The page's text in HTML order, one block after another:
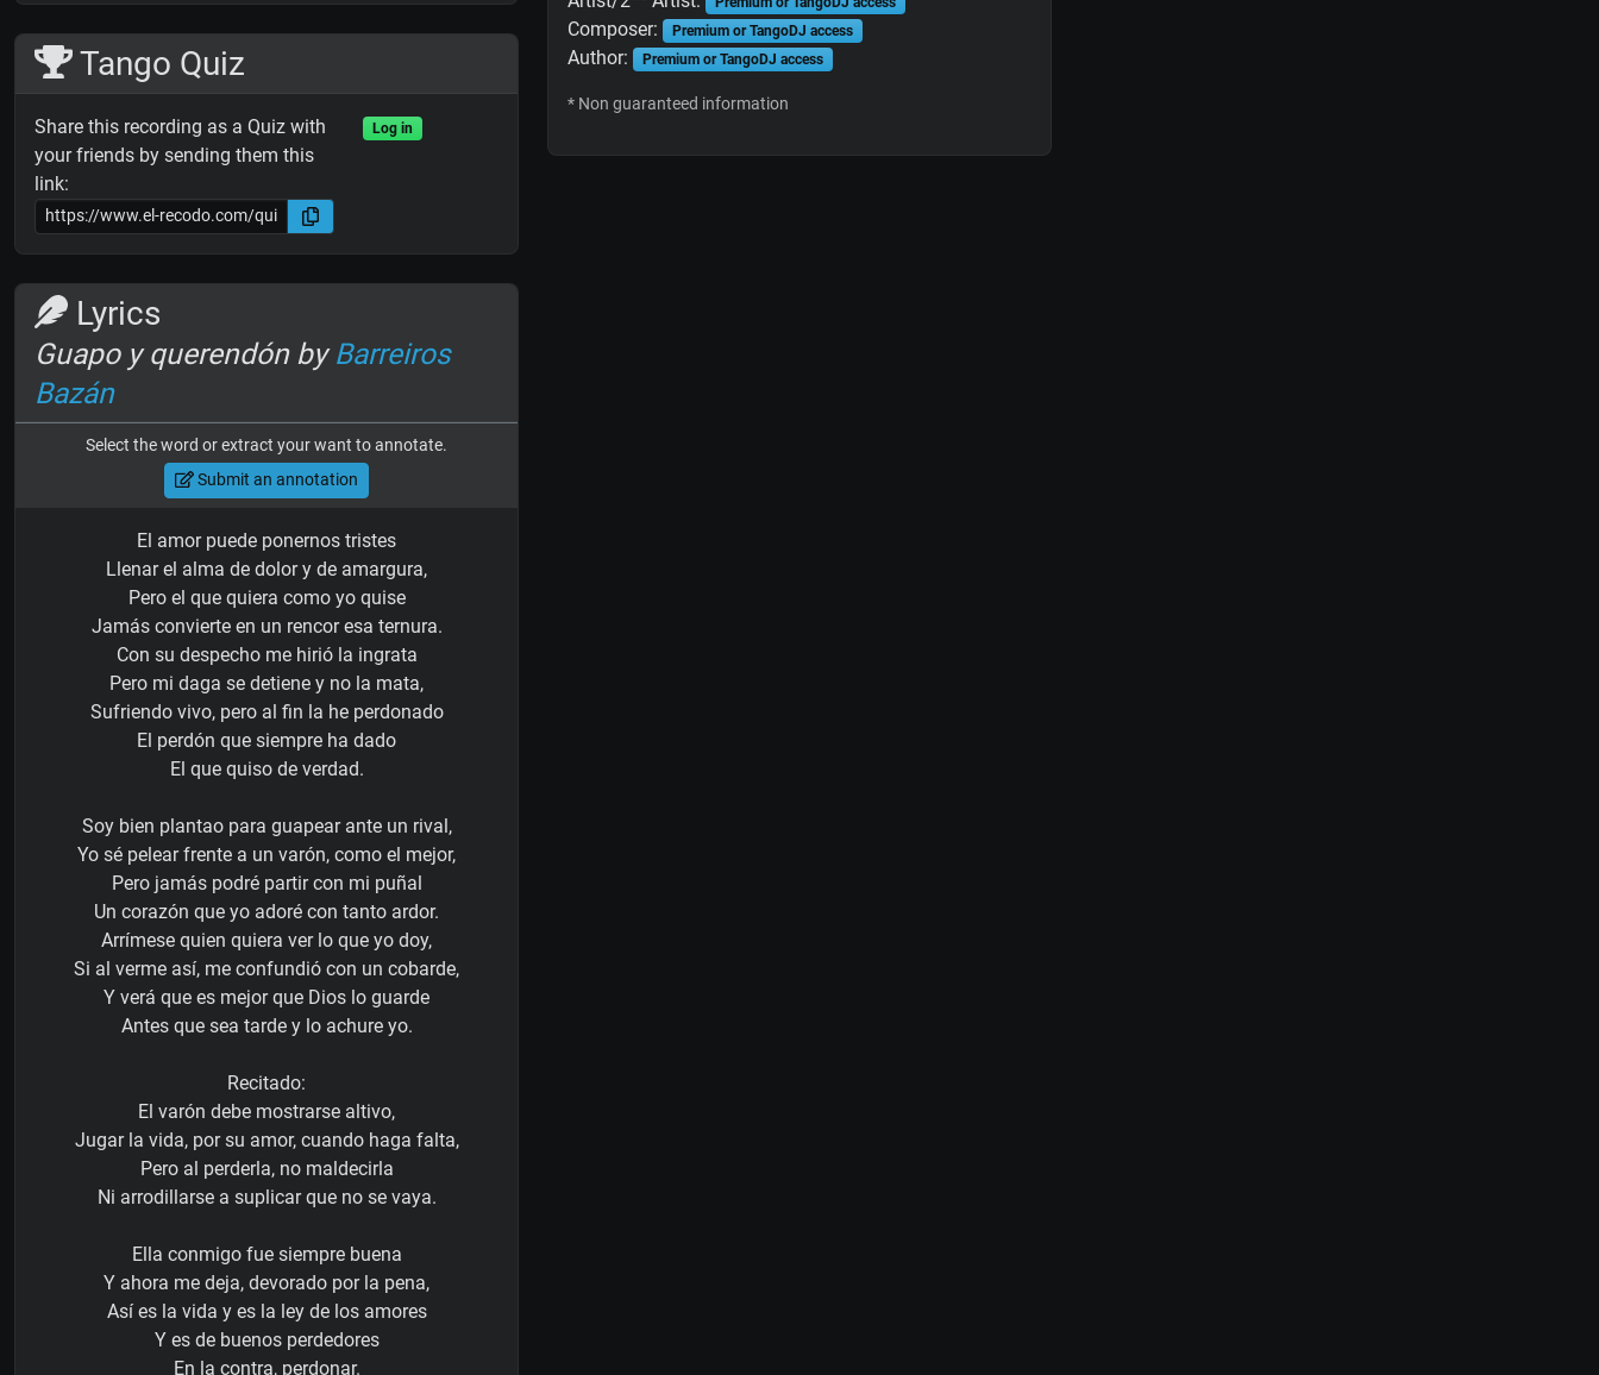
Tango Quiz
Share this recording as a Quiz with
your friends by sending them this
link:
Log in
Lyrics
Guapo y querendón byBarreiros
Bazán
Select the word or extract your want to annotate.
Submit an annotation
El amor puede ponernos tristes
Llenar el alma de dolor y de amargura,
Pero el que quiera como yo quise
Jamás convierte en un rencor esa ternura.
Con su despecho me hirió la ingrata
Pero mi daga se detiene y no la mata,
Sufriendo vivo, pero al fin la he perdonado
El perdón que siempre ha dado
El que quiso de verdad.
Soy bien plantao para guapear ante un rival,
Yo sé pelear frente a un varón, como el mejor,
Pero jamás podré partir con mi puñal
Un corazón que yo adoré con tanto ardor.
Arrímese quien quiera ver lo que yo doy,
Si al verme así, me confundió con un cobarde,
Y verá que es mejor que Dios lo guarde
Antes que sea tarde y lo achure yo.
Recitado:
El varón debe mostrarse altivo,
Jugar la vida, por su amor, cuando haga falta,
Pero al perderla, no maldecirla
Ni arrodillarse a suplicar que no se vaya.
Ella conmigo fue siempre buena
Y ahora me deja, devorado por la pena,
Así es la vida y es la ley de los amores
Y es de buenos perdedores
En la contra, perdonar.
Composer: Premium or TangoDJ access
Author: Premium or TangoDJ access
* Non guaranteed information